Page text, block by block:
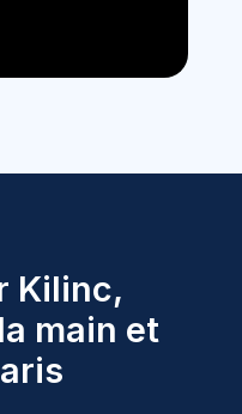
Kilinc,
main et